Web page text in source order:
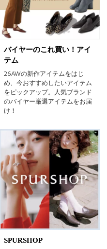
ン ブルー
ー マルチ
バイヤーのこれ買い！アイ
テム
26AWの新作アイテムをはじ
め、今おすすめしたいアイテム
をピックアップ。人気ブランド
のバイヤー厳選アイテムをお届
け！
SPURSHOP